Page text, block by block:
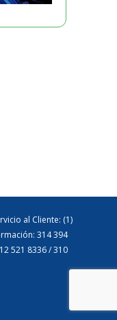
al Cliente: (1)
314 394
521 8336 / 310